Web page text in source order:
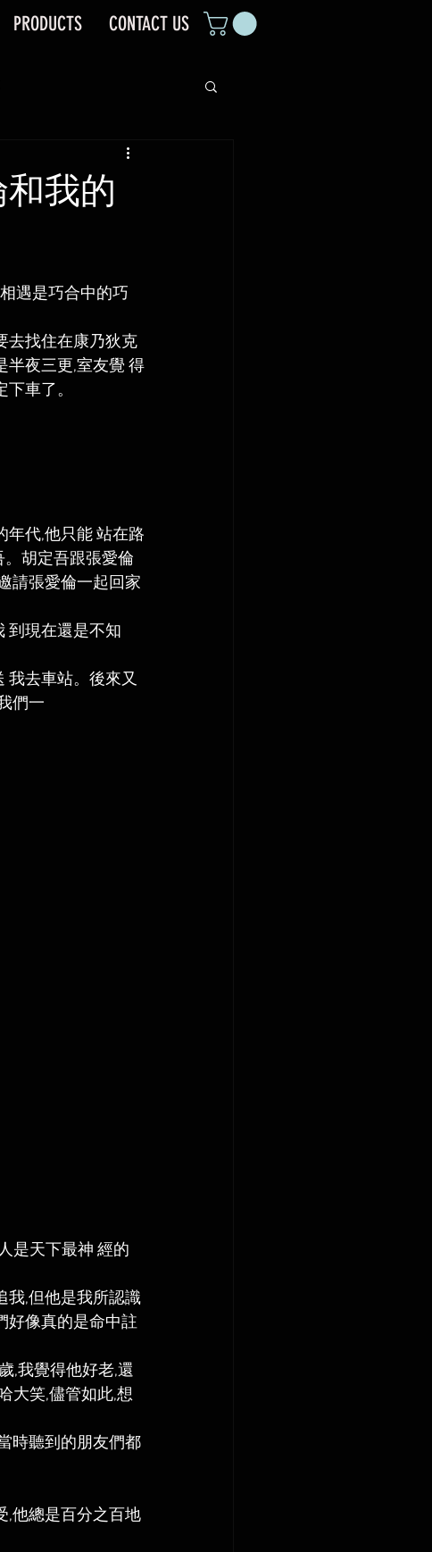
PRODUCTS CONTACT US
我的
遇是巧合中的巧
去找住在康乃狄克
半夜三更,室友覺 得
下車了。
年代,他只能 站在路
胡定吾跟張愛倫
請張愛倫一起回家
到現在還是不知
我去車站。後來又
們一
是天下最神 經的
我,但他是我所認識
好像真的是命中註
,我覺得他好老,還
大笑,儘管如此,想
時聽到的朋友們都
,他總是百分之百地